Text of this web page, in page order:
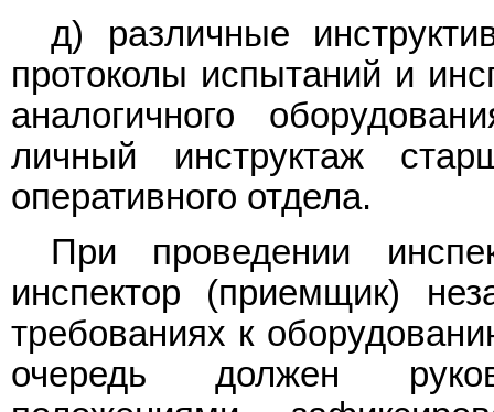
д) различные
протоколы испытаний и
аналогичного
личный инструктаж
оперативного отдела.
При проведении
инспектор (приемщик)
требованиях к
очередь должен